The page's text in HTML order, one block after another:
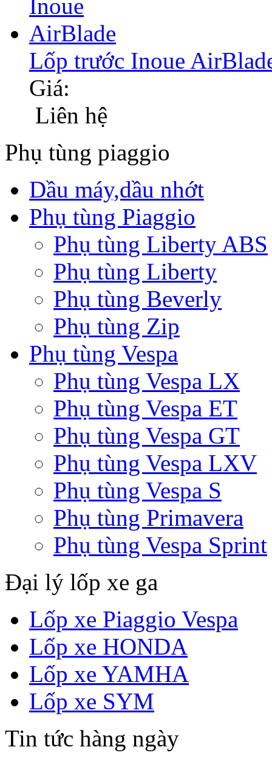
Lốp trước Inoue
Giá:
Liên hệ
Phụ tùng piaggio
Dầu máy,dầu nhớt
Phụ tùng Piaggio
Phụ tùng Liberty ABS
Phụ tùng Liberty
Phụ tùng Beverly
Phụ tùng Zip
Phụ tùng Vespa
Phụ tùng Vespa LX
Phụ tùng Vespa ET
Phụ tùng Vespa GT
Phụ tùng Vespa LXV
Phụ tùng Vespa S
Phụ tùng Primavera
Phụ tùng Vespa Sprint
Đại lý lốp xe ga
Lốp xe Piaggio Vespa
Lốp xe HONDA
Lốp xe YAMHA
Lốp xe SYM
Tin tức hàng ngày